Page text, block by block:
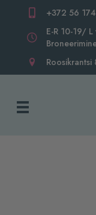
+372 56
E-R 10-19/